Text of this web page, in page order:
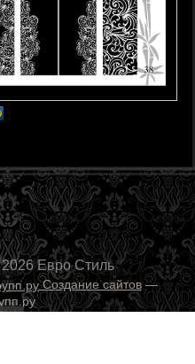
Евро Стиль
Создание сайтов—